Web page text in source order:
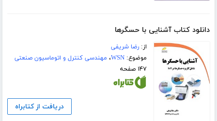
دانلود کتاب آشنایی با حسگرها
از:رضا شریفی
موضوع:WSN، مهندسی کنترل و اتوماسیون صنعتی
۱۴۷ صفحه
دریافت از کتابراه